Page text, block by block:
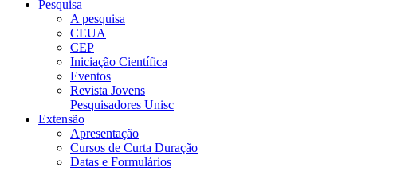
Pesquisa
A pesquisa
CEUA
CEP
Iniciação Científica
Eventos
Revista Jovens
Pesquisadores Unisc
Extensão
Apresentação
Cursos de Curta Duração
Datas e Formulários